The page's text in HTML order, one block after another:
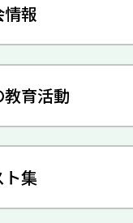
報
育活動
ト集